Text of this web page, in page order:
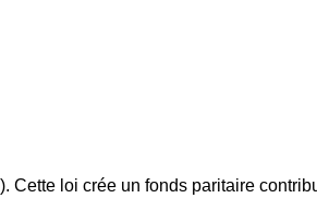
Cette loi crée un fonds paritaire